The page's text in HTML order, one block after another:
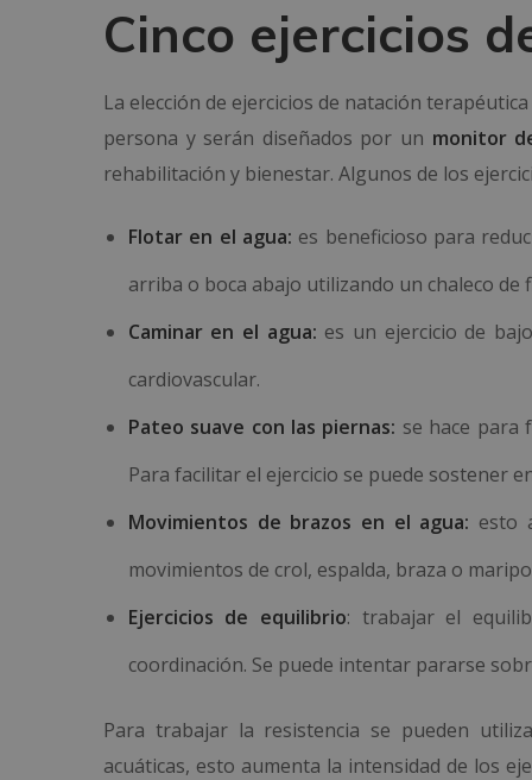
Cinco ejercicios
La elección de ejercicios de natación
persona y serán diseñados por un monitor
rehabilitación y bienestar. Algunos de los
Flotar en el agua: es beneficioso para
arriba o boca abajo utilizando un chaleco de
Caminar en el agua: es un ejercicio de
cardiovascular.
Pateo suave con las piernas: se hace para
Para facilitar el ejercicio se puede sostener
Movimientos de brazos en el agua: esto
movimientos de crol, espalda, braza o
Ejercicios de equilibrio: trabajar el
coordinación. Se puede intentar pararse
Para trabajar la resistencia se pueden
acuáticas, esto aumenta la intensidad de los